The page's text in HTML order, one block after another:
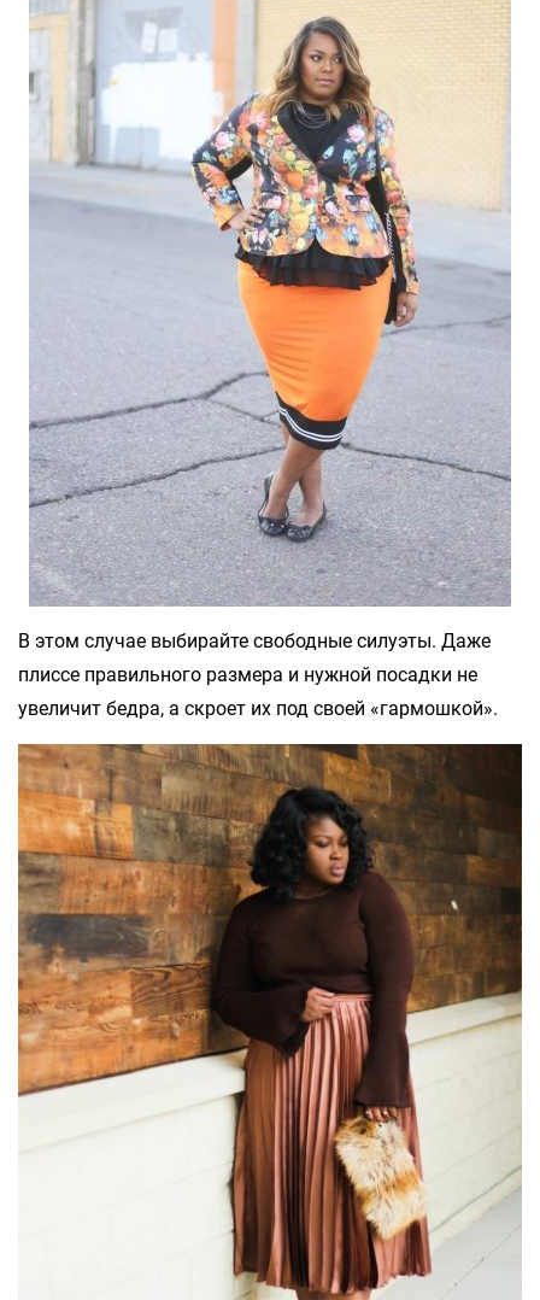
В этом случае выбирайте свободные силуэты. Даже
плиссе правильного размера и нужной посадки не
увеличит бедра, а скроет их под своей «гармошкой».